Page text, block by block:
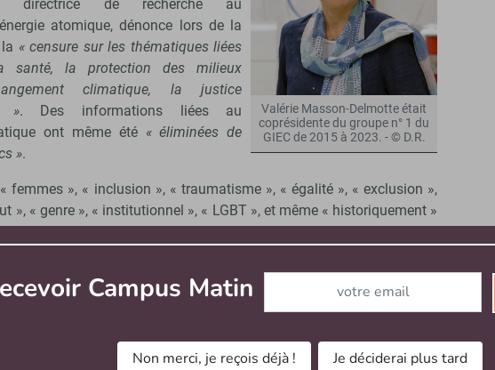
Valérie Masson-Delmotte était
coprésidente du groupe n° 1 du
GIEC de 2015 à 2023. - © D.R.
directrice de recherche au
atomique, dénonce lors de la
« censure sur les thématiques liées
santé, la protection des milieux
climatique, la justice
». Des informations liées au
ont même été « éliminées de
».
femmes », « inclusion », « traumatisme », « égalité », « exclusion »,
», « genre », « institutionnel », « LGBT », et même « historiquement »
des projets de recherche financés par la National science
Libération du 10 février, Romain Huret
, président de l’École des
sociales, a rapporté que
« sur un échantillon de 10 000 projets
1 200 contiendraient un ou plusieurs des mots désormais interdits »
Campus Matin Abonnez-vous à notre
Non merci, je reçois déjà ! Je déciderai plus tard